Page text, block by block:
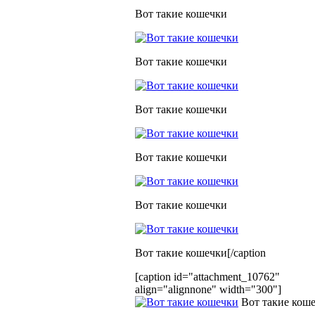
Вот такие кошечки
Вот такие кошечки
Вот такие кошечки
Вот такие кошечки
Вот такие кошечки
Вот такие кошечки[/caption
[caption id="attachment_10762"
align="alignnone" width="300"]
Вот такие